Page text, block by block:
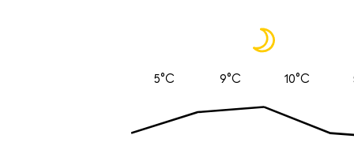
5°C 9°C 10°C